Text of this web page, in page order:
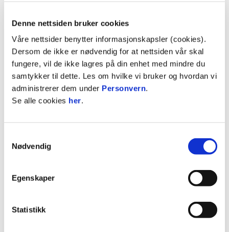
Denne nettsiden bruker cookies
Våre nettsider benytter informasjonskapsler (cookies).
Dersom de ikke er nødvendig for at nettsiden vår skal
fungere, vil de ikke lagres på din enhet med mindre du
samtykker til dette. Les om hvilke vi bruker og hvordan vi
administrerer dem under Personvern.
Se alle cookies her.
Nødvendig
Egenskaper
Statistikk
hatt lyst til lenge. Bryne er en klubb med sterke
tradisjoner, og det betyr mye å få representere et
lag i nærområdet, sier en stolt Molund.
Som venstreback tilfører Anders energi, innsats
og vilje, og han kommer inn med et tydelig ønske
om å utvikle seg videre sammen med laget.
laget, både offensivt og defensivt. Jeg gleder meg
veldig til å komme i gang, bli kjent med
han.
Klubben har stor tro på at Anders vil bli en viktig
del av Bryne-laget, og at han også i 2026 vil være